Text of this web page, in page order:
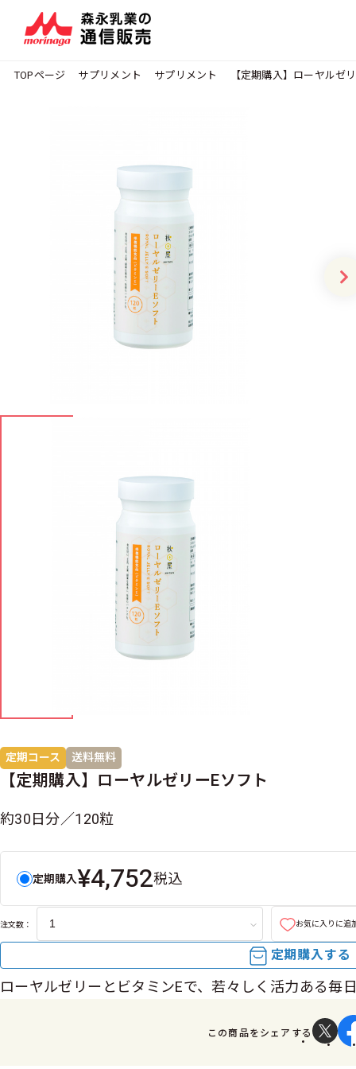
TOPページ サプリメント サプリメント 【定期購入】ローヤルゼ
定期コース 送料無料
【定期購入】ローヤルゼリーEソフト
約30日分／120粒
定期購入¥4,752税込
注文数： お気に入りに追
定期購入する
ローヤルゼリーとビタミンEで、若々しく活力ある毎
この商品をシェアする